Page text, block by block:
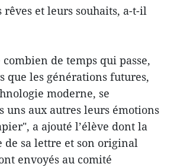
et leurs souhaits, a-t-il
de temps qui passe,
que les générations futures,
moderne, se
uns aux autres leurs émotions
a ajouté l’élève dont la
sa lettre et son original
envoyés au comité